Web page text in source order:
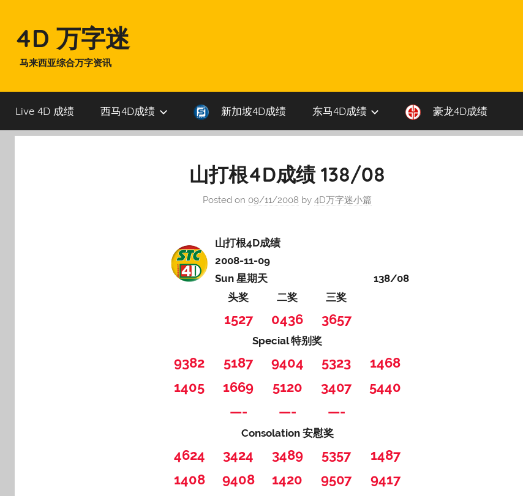
content4D 万字迷
马来西亚综合万字资讯
Live 4D 成绩 西马4D成绩 新加坡4D成绩 东马4D成绩 豪龙4D成绩
山打根4D成绩 138/08
Posted on 09/11/2008 by4D万字迷小篇
山打根4D成绩
2008-11-09
Sun 星期天
138/08
头奖
二奖 三奖
1527 0436 3657
Special 特别奖
9382 5187 9404 5323
1468
1405
1669 5120 3407
5440
—-
—- —-
Consolation 安慰奖
4624 3424 3489 5357
1487
1408
9408 1420 9507 9417